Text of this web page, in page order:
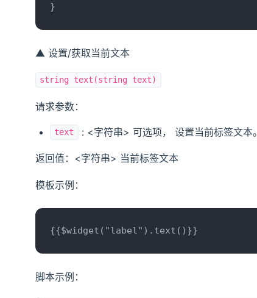
}
▲ 设置/获取当前文本
string text(string text)
请求参数：
text : <字符串> 可选项， 设置当前标签文本。
返回值：<字符串> 当前标签文本
模板示例：
{{$widget("label").text()}}
脚本示例：